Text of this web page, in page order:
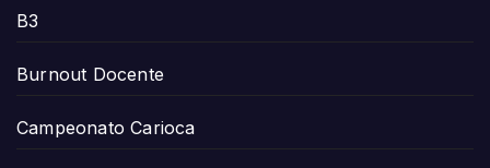
B3
Burnout Docente
Campeonato Carioca